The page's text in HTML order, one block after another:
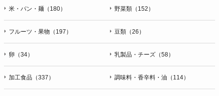
米・パン・麺（180） 野菜類（152）
フルーツ・果物（197） 豆類（26）
卵（34） 乳製品・チーズ（58）
加工食品（337） 調味料・香辛料・油（114）